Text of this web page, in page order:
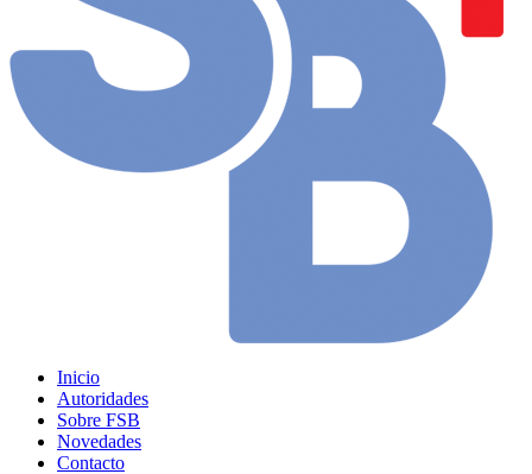
Inicio
Autoridades
Sobre FSB
Novedades
Contacto